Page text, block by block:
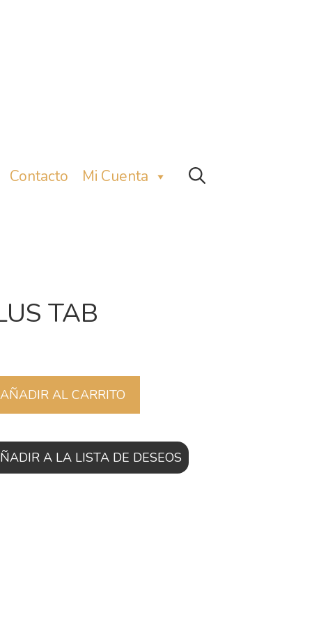
Contacto Mi Cuenta
TAB
AÑADIR AL CARRITO
A LA LISTA DE DESEOS